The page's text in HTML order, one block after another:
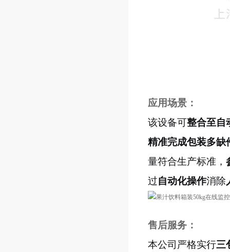
应用场景：
该设备可整合至自
精准完成包装多缺
量符合生产标准，
过自动化操作消除
售后服务：
本公司严格实行三